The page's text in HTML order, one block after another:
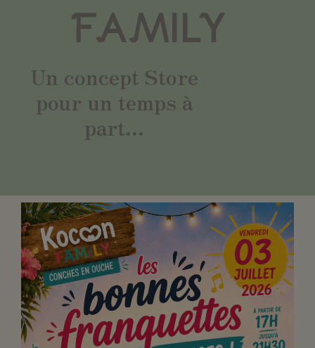
FAMILY
Un concept Store
pour un temps à
part...